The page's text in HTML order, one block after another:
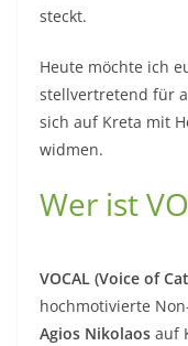
steckt.
Heute möchte ich
stellvertretend für
sich auf Kreta mit
widmen.
Wer ist
VOCAL (Voice of
hochmotivierte
Agios Nikolaos auf